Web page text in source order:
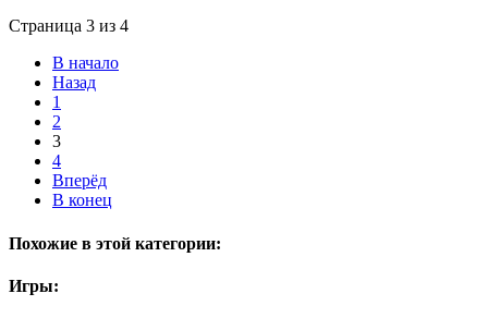
Страница 3 из 4
В начало
Назад
1
2
3
4
Вперёд
В конец
Похожие в этой категории:
Игры: